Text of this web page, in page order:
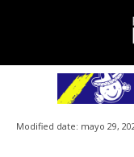
Modified date: mayo 29,